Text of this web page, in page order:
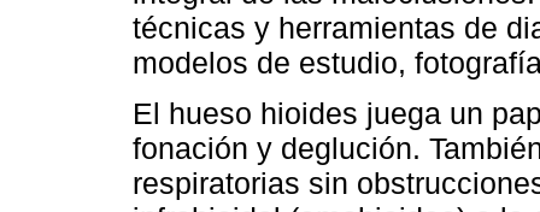
técnicas y herramientas de
modelos de estudio,
El hueso hioides juega un
fonación y deglución.
respiratorias sin